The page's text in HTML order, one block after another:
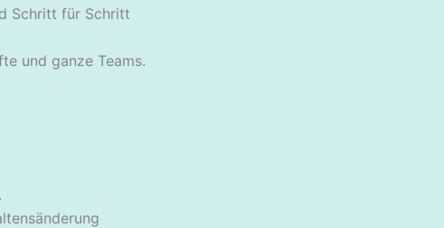
Schritt für Schritt
und ganze Teams.